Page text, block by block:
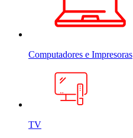
Computadores e Impresoras
TV